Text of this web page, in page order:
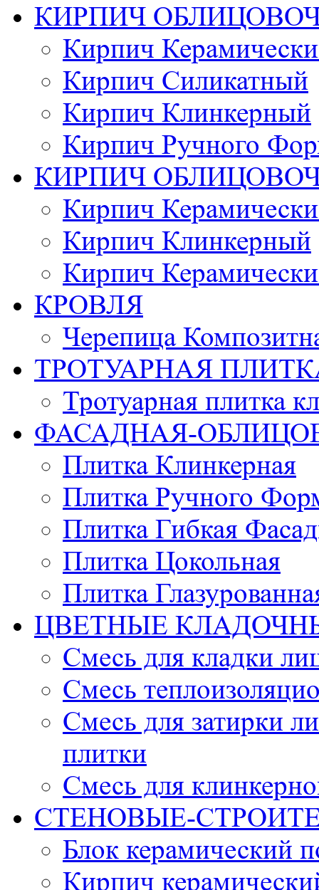
КИРПИЧ
Кирпич
Кирпич Силикатный
Кирпич Клинкерный
Кирпич Ручного
КИРПИЧ
Кирпич
Кирпич Клинкерный
Кирпич
КРОВЛЯ
Черепица
ТРОТУАРНАЯ
Тротуарная плитка
ФАСАДНАЯ-
Плитка Клинкерная
Плитка Ручного
Плитка Гибкая
Плитка Цокольная
Плитка
ЦВЕТНЫЕ
Смесь для кладки
Смесь
Смесь для затирки
плитки
Смесь для
СТЕНОВЫЕ-
Блок керамический
Кирпич